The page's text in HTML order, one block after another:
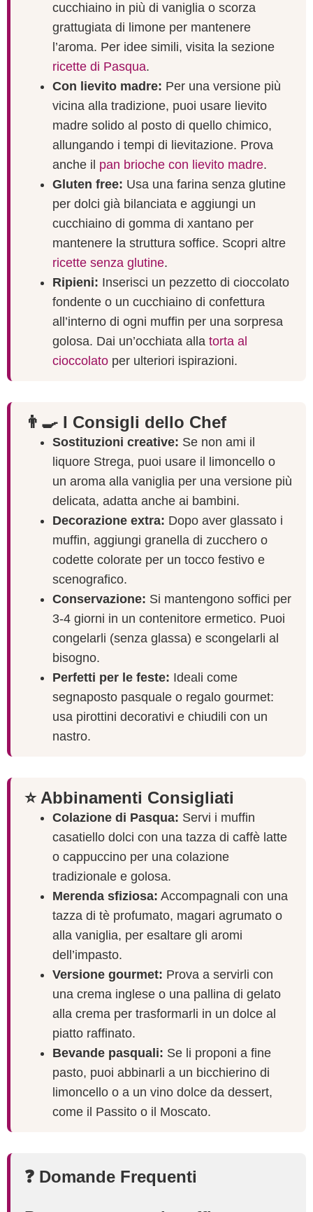
cucchiaino in più di vaniglia o scorza
grattugiata di limone per mantenere
l’aroma. Per idee simili, visita la sezione
ricette di Pasqua.
Con lievito madre: Per una versione più
vicina alla tradizione, puoi usare lievito
madre solido al posto di quello chimico,
allungando i tempi di lievitazione. Prova
anche il pan brioche con lievito madre.
Gluten free: Usa una farina senza glutine
per dolci già bilanciata e aggiungi un
cucchiaino di gomma di xantano per
mantenere la struttura soffice. Scopri altre
ricette senza glutine.
Ripieni: Inserisci un pezzetto di cioccolato
fondente o un cucchiaino di confettura
all’interno di ogni muffin per una sorpresa
golosa. Dai un’occhiata alla torta al
cioccolato per ulteriori ispirazioni.
👨‍🍳 I Consigli dello Chef
Sostituzioni creative: Se non ami il
liquore Strega, puoi usare il limoncello o
un aroma alla vaniglia per una versione più
delicata, adatta anche ai bambini.
Decorazione extra: Dopo aver glassato i
muffin, aggiungi granella di zucchero o
codette colorate per un tocco festivo e
scenografico.
Conservazione: Si mantengono soffici per
3-4 giorni in un contenitore ermetico. Puoi
congelarli (senza glassa) e scongelarli al
bisogno.
Perfetti per le feste: Ideali come
segnaposto pasquale o regalo gourmet:
usa pirottini decorativi e chiudili con un
nastro.
⭐ Abbinamenti Consigliati
Colazione di Pasqua: Servi i muffin
casatiello dolci con una tazza di caffè latte
o cappuccino per una colazione
tradizionale e golosa.
Merenda sfiziosa: Accompagnali con una
tazza di tè profumato, magari agrumato o
alla vaniglia, per esaltare gli aromi
dell’impasto.
Versione gourmet: Prova a servirli con
una crema inglese o una pallina di gelato
alla crema per trasformarli in un dolce al
piatto raffinato.
Bevande pasquali: Se li proponi a fine
pasto, puoi abbinarli a un bicchierino di
limoncello o a un vino dolce da dessert,
come il Passito o il Moscato.
❓ Domande Frequenti